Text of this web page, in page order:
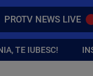
PROTV NEWS LIVE
TE IUBESC!